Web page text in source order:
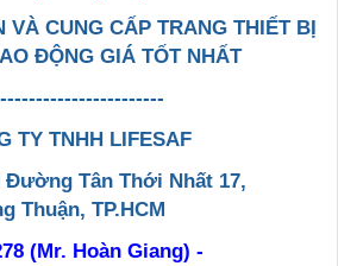
CUNG CẤP TRANG THIẾT BỊ
ĐỘNG GIÁ TỐT NHẤT
TY TNHH LIFESAF
Đường Tân Thới Nhất 17,
Thuận, TP.HCM
(Mr. Hoàn Giang) -